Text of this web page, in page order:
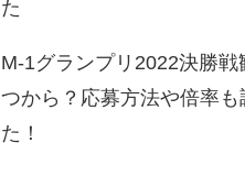
た
M-1グランプリ2022決勝戦
つから？応募方法や倍率も
た！